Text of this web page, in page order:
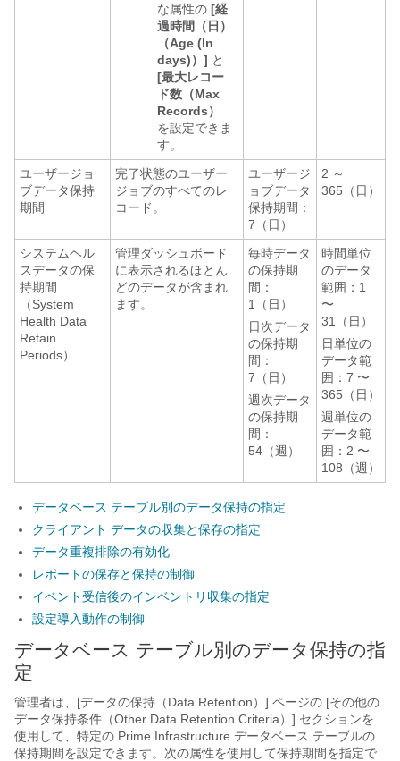
な属性の [経
過時間（日）
（Age (In
days)）] と
[最大レコー
ド数（Max
Records）
を設定できま
す。
ユーザージョ
ブデータ保持
期間
完了状態のユーザー
ジョブのすべてのレ
コード。
ユーザージ
ョブデータ
保持期間：
7（日）
2 ～
365（日）
システムヘル
スデータの保
持期間
（System
Health Data
Retain
Periods）
管理ダッシュボード
に表示されるほとん
どのデータが含まれ
ます。
毎時データ
の保持期
間：
1（日）
日次データ
の保持期
間：
7（日）
週次データ
の保持期
間：
54（週）
時間単位
のデータ
範囲：1
〜
31（日）
日単位の
データ範
囲：7 〜
365（日）
週単位の
データ範
囲：2 〜
108（週）
データベース テーブル別のデータ保持の指定
クライアント データの収集と保存の指定
データ重複排除の有効化
レポートの保存と保持の制御
イベント受信後のインベントリ収集の指定
設定導入動作の制御
データベース テーブル別のデータ保持の指
定
管理者は、[データの保持（Data Retention）] ページの [その他の
データ保持条件（Other Data Retention Criteria）] セクションを
使用して、特定の Prime Infrastructure データベース テーブルの
保持期間を設定できます。次の属性を使用して保持期間を指定で